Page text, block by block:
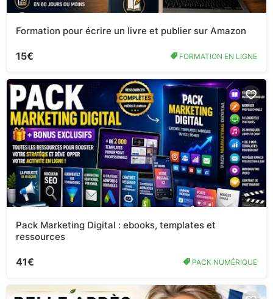
Formation pour écrire un livre et publier sur Amazon
15€ FORMATION EN LIGNE
Pack Marketing Digital : ebooks, templates et
ressources
41€ PACK NUMÉRIQUE